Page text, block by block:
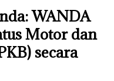
WANDA
Motor dan
secara